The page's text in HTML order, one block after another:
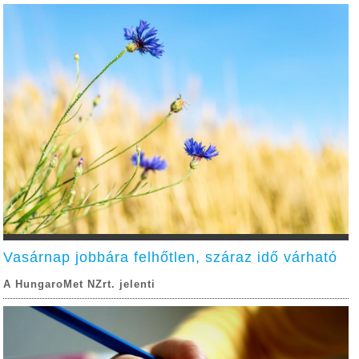
Vasárnap jobbára felhőtlen, száraz idő várható
A HungaroMet NZrt. jelenti